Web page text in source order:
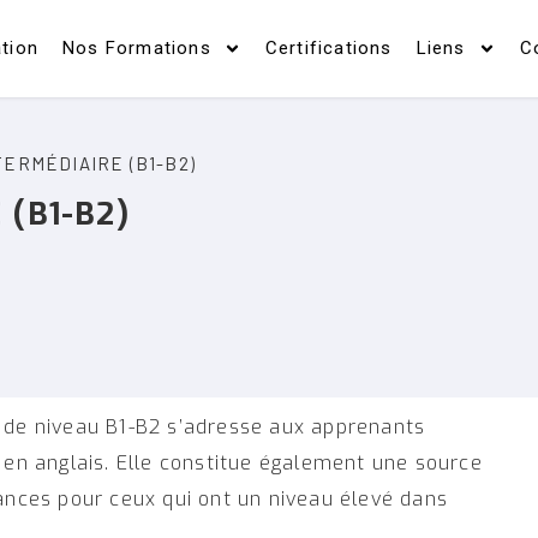
Nos Formations Certifications Liens
(B1-B2)
(B1-B2)
niveau B1-B2 s’adresse aux apprenants
anglais. Elle constitue également une source
pour ceux qui ont un niveau élevé dans